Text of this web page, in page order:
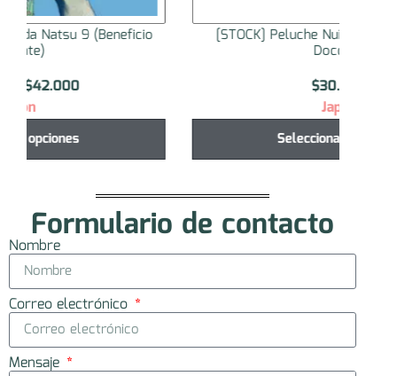
[STOCK] Peluche Nui Pal Tamon-kun Ima
Formulario de contacto
Nombre
Correo electrónico
Mensaje